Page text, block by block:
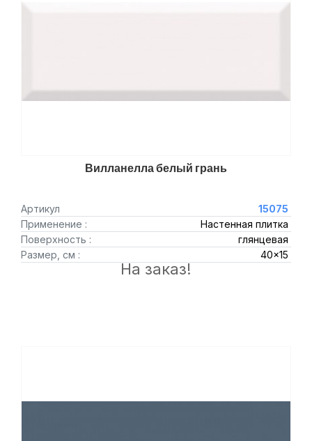
Вилланелла белый грань
Артикул
15075
Применение :
Настенная плитка
Поверхность :
глянцевая
Размер, см :
40x15
На заказ!